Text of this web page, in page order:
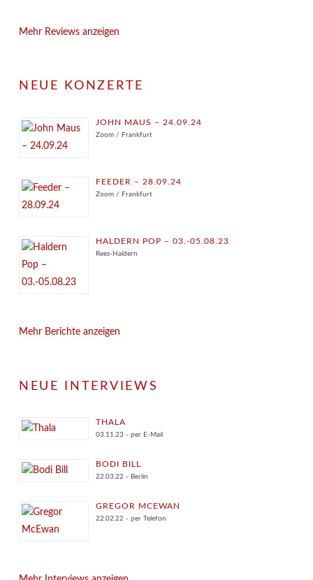
Mehr Reviews anzeigen
NEUE KONZERTE
JOHN MAUS – 24.09.24
Zoom / Frankfurt
FEEDER – 28.09.24
Zoom / Frankfurt
HALDERN POP – 03.-05.08.23
Rees-Haldern
Mehr Berichte anzeigen
NEUE INTERVIEWS
THALA
03.11.23 - per E-Mail
BODI BILL
22.03.22 - Berlin
GREGOR MCEWAN
22.02.22 - per Telefon